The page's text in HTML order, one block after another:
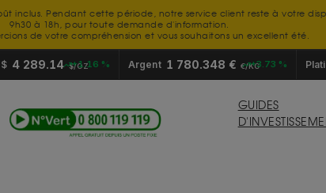
inclus. Pendant cette période, notre service client reste à votre
9h30 à 18h, pour toute demande d'information.
de votre compréhension et vous souhaitons un excellent été.
4 289.14$/OZ
+1.16 % Argent 1 780.348 € €/KG+3.73 %
GUIDES